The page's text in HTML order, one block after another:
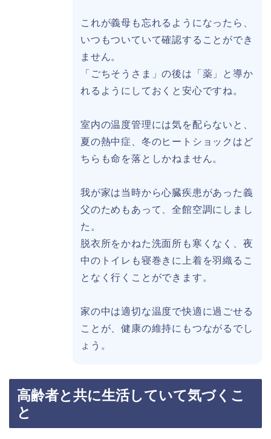
これが義母も忘れるようになったら、
いつもついていて確認することができ
ません。
「ごちそうさま」の後は「薬」と導か
れるようにしておくと安心ですね。
室内の温度管理には気を配らないと、
夏の熱中症、冬のヒートショックはど
ちらも命を落としかねません。
我が家は当時から心臓疾患があった義
父のためもあって、全館空調にしまし
た。
脱衣所をかねた洗面所も寒くなく、夜
中のトイレも寝巻きに上着を羽織るこ
となく行くことができます。
家の中は適切な温度で快適に過ごせる
ことが、健康の維持にもつながるでし
ょう。
高齢者と共に生活していて気づくこ
と